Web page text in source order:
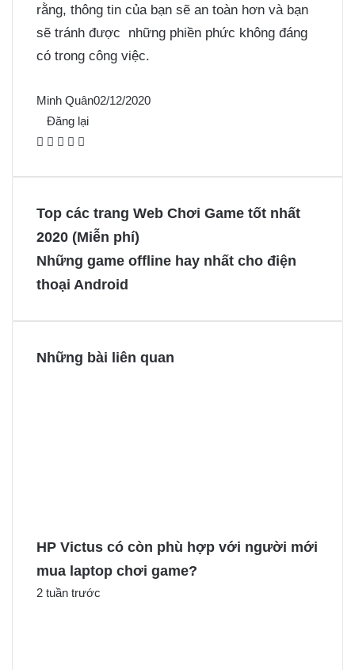
rằng, thông tin của bạn sẽ an toàn hơn và bạn
sẽ tránh được những phiền phức không đáng
có trong công việc.
Minh Quân02/12/2020
Đăng lại
F
o
o
k
X P
e
s
M
n
g
e
n
g
e
Top các trang Web Chơi Game tốt nhất
2020 (Miễn phí)
Những game offline hay nhất cho điện
thoại Android
Những bài liên quan
HP Victus có còn phù hợp với người mới
mua laptop chơi game?
2 tuần trước